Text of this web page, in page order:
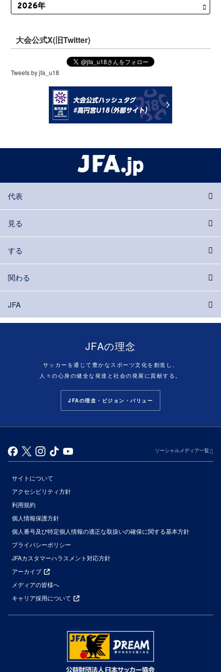
大会公式X(旧Twitter)
Tweets by jfa_u18
代表
見る
する
関わる
JFA
JFAの理念
サッカーを通じて豊かなスポーツ文化を創造し、
人々の心身の健全な発達と社会の発展に貢献する。
JFAの理念・ビジョン・バリュー
ソーシャルメディア一覧
サイトについて
アクセシビリティ方針
利用規約
個人情報保護方針
個人番号及び特定個人情報の適正な取扱いの確保に関する基本方針
プライバシーポリシー
JFAカスタマーハラスメント対応方針
アーカイブ
メディアの皆様へ
キャリア採用について